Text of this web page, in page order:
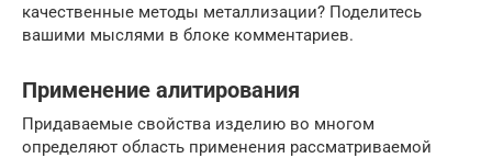
качественные методы металлизации? Поделитесь
вашими мыслями в блоке комментариев.
Применение алитирования
Придаваемые свойства изделию во многом
определяют область применения рассматриваемой